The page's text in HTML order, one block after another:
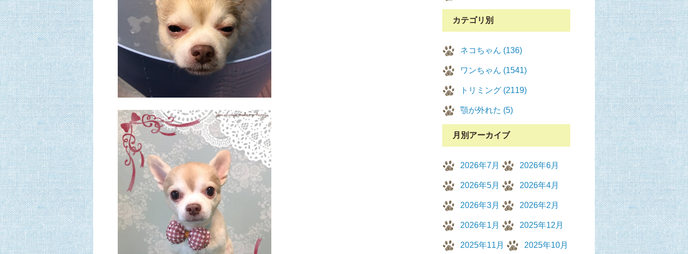
カテゴリ別
ネコちゃん (136)
ワンちゃん (1541)
トリミング (2119)
顎が外れた (5)
月別アーカイブ
2026年7月 2026年6月
2026年5月 2026年4月
2026年3月 2026年2月
2026年1月 2025年12月
2025年11月 2025年10月